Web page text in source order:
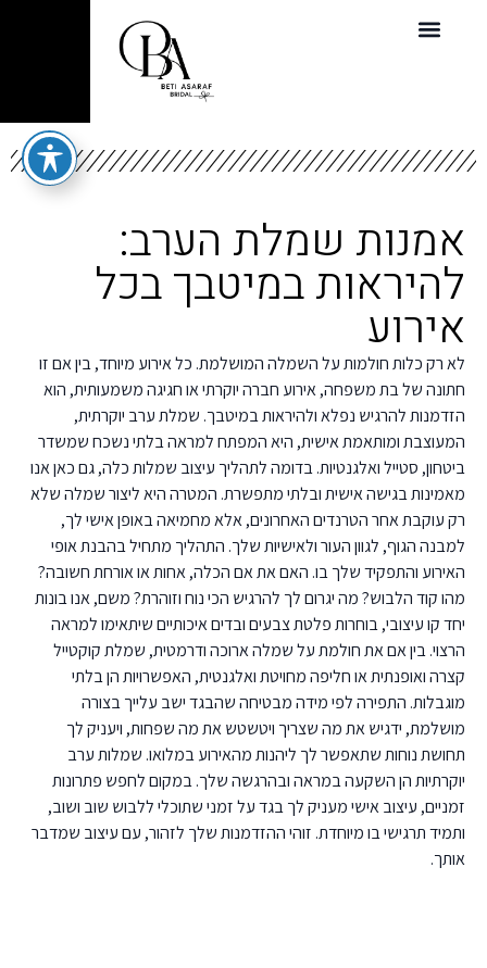
אמנות שמלת הערב:
להיראות במיטבך בכל
אירוע
לא רק כלות חולמות על השמלה המושלמת. כל אירוע מיוחד, בין אם זו
חתונה של בת משפחה, אירוע חברה יוקרתי או חגיגה משמעותית, הוא
הזדמנות להרגיש נפלא ולהיראות במיטבך. שמלת ערב יוקרתית,
המעוצבת ומותאמת אישית, היא המפתח למראה בלתי נשכח שמשדר
ביטחון, סטייל ואלגנטיות. בדומה לתהליך עיצוב שמלות כלה, גם כאן אנו
מאמינות בגישה אישית ובלתי מתפשרת. המטרה היא ליצור שמלה שלא
רק עוקבת אחר הטרנדים האחרונים, אלא מחמיאה באופן אישי לך,
למבנה הגוף, לגוון העור ולאישיות שלך. התהליך מתחיל בהבנת אופי
האירוע והתפקיד שלך בו. האם את אם הכלה, אחות או אורחת חשובה?
מהו קוד הלבוש? מה יגרום לך להרגיש הכי נוח וזוהרת? משם, אנו בונות
יחד קו עיצובי, בוחרות פלטת צבעים ובדים איכותיים שיתאימו למראה
הרצוי. בין אם את חולמת על שמלה ארוכה ודרמטית, שמלת קוקטייל
קצרה ואופנתית או חליפה מחויטת ואלגנטית, האפשרויות הן בלתי
מוגבלות. התפירה לפי מידה מבטיחה שהבגד ישב עלייך בצורה
מושלמת, ידגיש את מה שצריך ויטשטש את מה שפחות, ויעניק לך
תחושת נוחות שתאפשר לך ליהנות מהאירוע במלואו. שמלות ערב
יוקרתיות הן השקעה במראה ובהרגשה שלך. במקום לחפש פתרונות
זמניים, עיצוב אישי מעניק לך בגד על זמני שתוכלי ללבוש שוב ושוב,
ותמיד תרגישי בו מיוחדת. זוהי ההזדמנות שלך לזהור, עם עיצוב שמדבר
אותך.